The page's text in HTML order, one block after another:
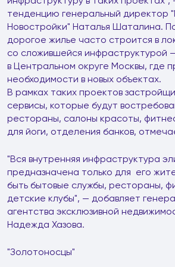
тенденцию генеральный директор
Новостройки" Наталья Шаталина.
дорогое жилье часто строится в
со сложившейся инфраструктурой
в Центральном округе Москвы, где
необходимости в новых объектах.
В рамках таких проектов
сервисы, которые будут
рестораны, салоны красоты,
для йоги, отделения банков,
"Вся внутренняя инфраструктура
предназначена только для его
быть бытовые службы, рестораны,
детские клубы", — добавляет
агентства эксклюзивной
Надежда Хазова.
"Золотоносцы"